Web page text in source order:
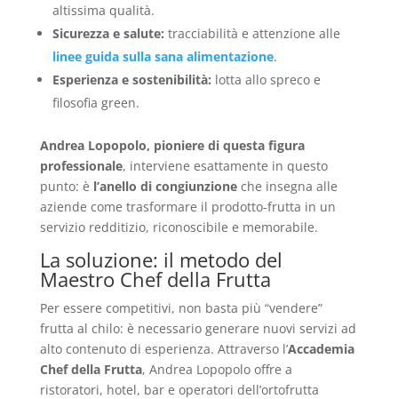
altissima qualità.
Sicurezza e salute: tracciabilità e attenzione alle
linee guida sulla sana alimentazione.
Esperienza e sostenibilità: lotta allo spreco e
filosofia green.
Andrea Lopopolo, pioniere di questa figura
professionale, interviene esattamente in questo
punto: è l’anello di congiunzioneche insegna alle
aziende come trasformare il prodotto-frutta in un
servizio redditizio, riconoscibile e memorabile.
La soluzione: il metodo del
Maestro Chef della Frutta
Per essere competitivi, non basta più “vendere”
frutta al chilo: è necessario generare nuovi servizi ad
alto contenuto di esperienza. Attraverso l’Accademia
Chef della Frutta, Andrea Lopopolo offre a
ristoratori, hotel, bar e operatori dell’ortofrutta